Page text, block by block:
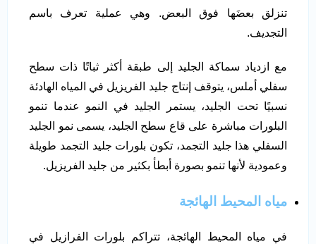
تنزلق بعضَها فوق البعض. وهي عملية تعرف باسم
التجديف.
مع ازدياد سماكة الجليد إلى طبقة أكثر ثباتًا ذات سطح
سفلي أملس، يتوقف إنتاج جليد الفريزيل في المياه الهادئة
نسبيًا تحت الجليد، يستمر الجليد في النمو عندما تنمو
البلورات مباشرة على قاع سطح الجليد، يسمى نمو الجليد
السفلي هذا جليد التجمد، تكون بلورات جليد التجمد طويلة
وعمودية لأنها تنمو بصورة أبطأ بكثير من جليد الفريزيل.
مياه المحيط الهائجة
في مياه المحيط الهائجة، تتراكم بلورات الفرازيل في